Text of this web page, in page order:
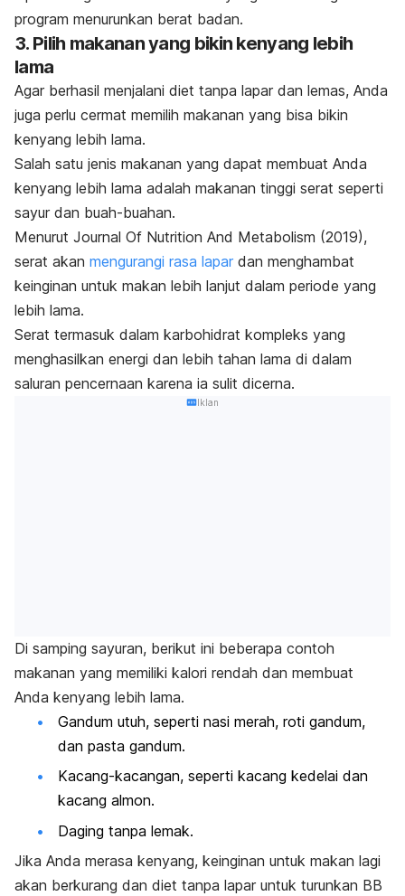
program menurunkan berat badan.
3. Pilih makanan yang bikin kenyang lebih
lama
Agar berhasil menjalani diet tanpa lapar dan lemas, Anda
juga perlu cermat memilih makanan yang bisa bikin
kenyang lebih lama.
Salah satu jenis makanan yang dapat membuat Anda
kenyang lebih lama adalah makanan tinggi serat seperti
sayur dan buah-buahan.
Menurut Journal Of Nutrition And Metabolism (2019),
serat akan mengurangi rasa lapar dan menghambat
keinginan untuk makan lebih lanjut dalam periode yang
lebih lama.
Serat termasuk dalam karbohidrat kompleks yang
menghasilkan energi dan lebih tahan lama di dalam
saluran pencernaan karena ia sulit dicerna.
Iklan
Di samping sayuran, berikut ini beberapa contoh
makanan yang memiliki kalori rendah dan membuat
Anda kenyang lebih lama.
Gandum utuh, seperti nasi merah, roti gandum,
dan pasta gandum.
Kacang-kacangan, seperti kacang kedelai dan
kacang almon.
Daging tanpa lemak.
Jika Anda merasa kenyang, keinginan untuk makan lagi
akan berkurang dan diet tanpa lapar untuk turunkan BB